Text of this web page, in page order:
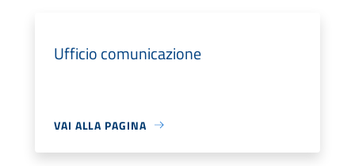
Ufficio comunicazione
VAI ALLA PAGINA